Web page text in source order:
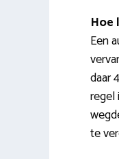
Hoe
Een
daar
regel
te